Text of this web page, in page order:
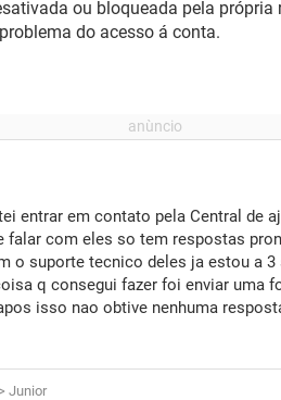
ou bloqueada pela própria
do acesso á conta.
entrar em contato pela Central de
falar com eles so tem respostas
o suporte tecnico deles ja estou a 3
q consegui fazer foi enviar uma
isso nao obtive nenhuma
> Junior